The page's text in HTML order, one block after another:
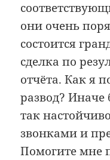
они очень
состоится
сделка по
отчёта. Как я
развод?
так
звонками и
Помогите мне